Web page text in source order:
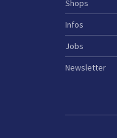
Shops
Infos
Jobs
Newsletter